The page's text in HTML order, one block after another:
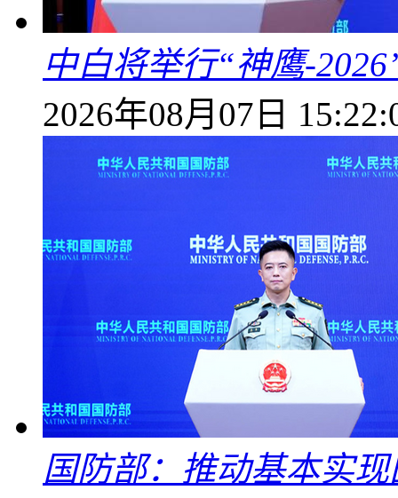
中白将举行“神鹰-
2026年08月07日
国防部：推动基本实